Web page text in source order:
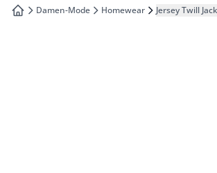
springen
zur Startseite
Damen-Mode Homewear Jersey Twill